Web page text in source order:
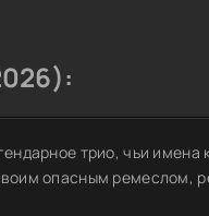
трио, чьи имена
опасным ремеслом,